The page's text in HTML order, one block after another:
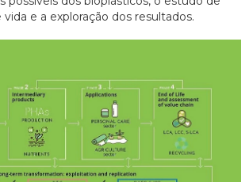
e a exploração dos resultados.